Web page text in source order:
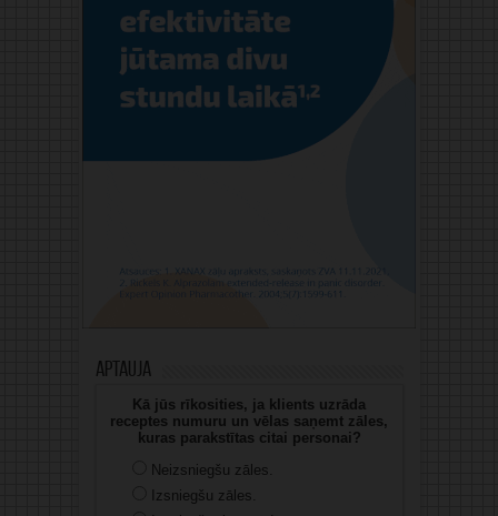
Aptauja
Kā jūs rīkosities, ja klients uzrāda
receptes numuru un vēlas saņemt zāles,
kuras parakstītas citai personai?
Neizsniegšu zāles.
Izsniegšu zāles.